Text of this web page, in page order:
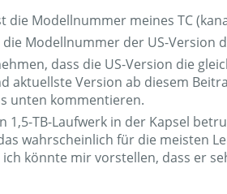
die Modellnummer meines TC
die Modellnummer der US-Version
dass die US-Version die
aktuellste Version ab diesem
unten kommentieren.
1,5-TB-Laufwerk in der Kapsel
wahrscheinlich für die meisten
könnte mir vorstellen, dass er